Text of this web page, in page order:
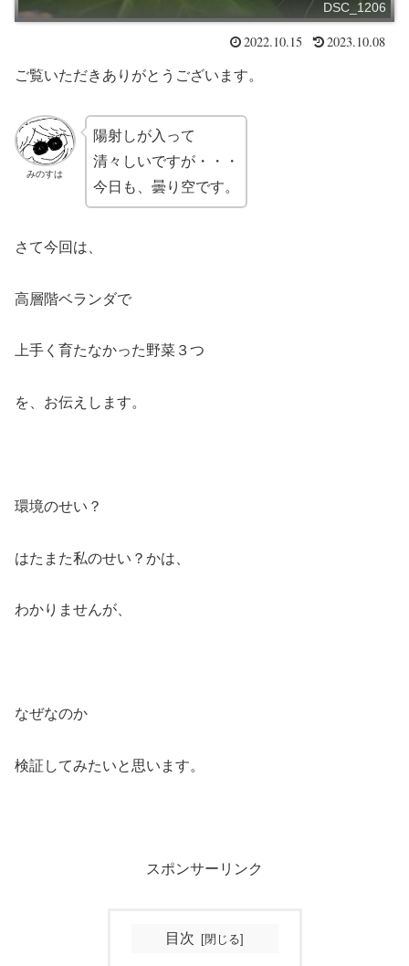
DSC_1206
2022.10.15 2023.10.08
ご覧いただきありがとうございます。
みのすは
陽射しが入って
清々しいですが・・・
今日も、曇り空です。
さて今回は、
高層階ベランダで
上手く育たなかった野菜３つ
を、お伝えします。
環境のせい？
はたまた私のせい？かは、
わかりませんが、
なぜなのか
検証してみたいと思います。
スポンサーリンク
目次